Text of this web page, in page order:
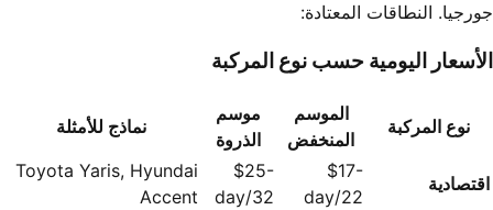
جورجيا. النطاقات المعتادة:
الأسعار اليومية حسب نوع المركبة
نوع المركبة
الموسم
المنخفض
موسم
الذروة
نماذج للأمثلة
اقتصادية
$17-
22/day
$25-
32/day
Toyota Yaris, Hyundai
Accent